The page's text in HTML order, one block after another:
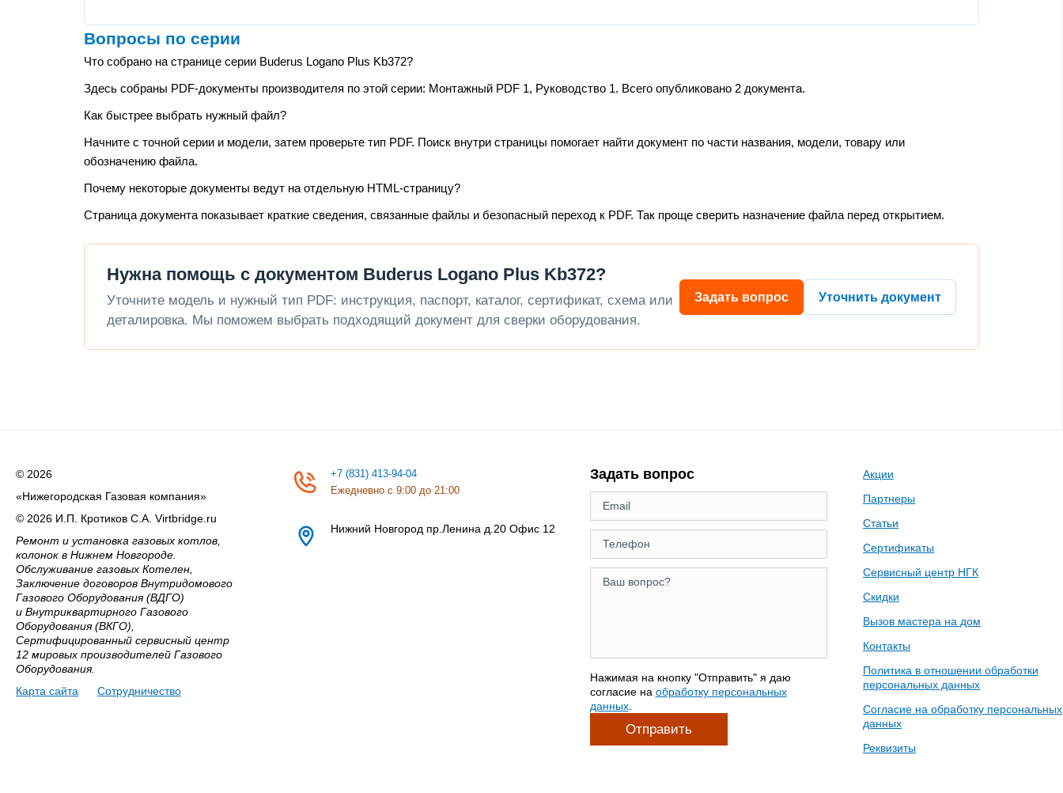
Вопросы по серии
Что собрано на странице серии Buderus Logano Plus Kb372?
Здесь собраны PDF-документы производителя по этой серии: Монтажный PDF 1, Руководство 1. Всего опубликовано 2 документа.
Как быстрее выбрать нужный файл?
Начните с точной серии и модели, затем проверьте тип PDF. Поиск внутри страницы помогает найти документ по части названия, модели, товару или
обозначению файла.
Почему некоторые документы ведут на отдельную HTML-страницу?
Страница документа показывает краткие сведения, связанные файлы и безопасный переход к PDF. Так проще сверить назначение файла перед открытием.
Нужна помощь с документом Buderus Logano Plus Kb372?
Уточните модель и нужный тип PDF: инструкция, паспорт, каталог, сертификат, схема или
деталировка. Мы поможем выбрать подходящий документ для сверки оборудования.
Задать вопрос Уточнить документ
© 2026
«Нижегородская Газовая компания»
© 2026 И.П. Кротиков С.А. Virtbridge.ru
Ремонт и установка газовых котлов,
колонок в Нижнем Новгороде.
Обслуживание газовых Котелен,
Заключение договоров Внутридомового
Газового Оборудования (ВДГО)
и Внутриквартирного Газового
Оборудования (ВКГО),
Сертифицированный сервисный центр
12 мировых производителей Газового
Оборудования.
Карта сайта
Сотрудничество
+7 (831) 413-94-04
Ежедневно с 9:00 до 21:00
Нижний Новгород пр.Ленина д.20 Офис 12
Задать вопрос
Нажимая на кнопку "Отправить" я даю
согласие на обработку персональных
данных.
Отправить
Акции
Партнеры
Статьи
Сертификаты
Сервисный центр НГК
Скидки
Вызов мастера на дом
Контакты
Политика в отношении обработки
персональных данных
Согласие на обработку персональных
данных
Реквизиты